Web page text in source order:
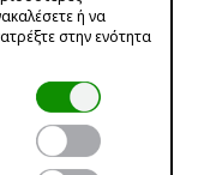
ή να
στην ενότητα